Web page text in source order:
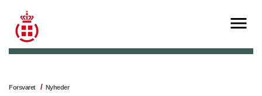
Forsvaret Nyheder